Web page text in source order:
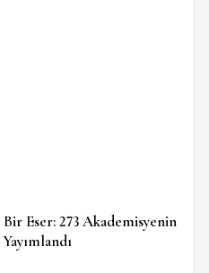
Bir Eser: 273 Akademisyenin